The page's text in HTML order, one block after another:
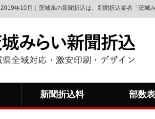
2019年10月｜茨城県の新聞折込は、新聞折込業者「茨城
新聞折込料 部数表